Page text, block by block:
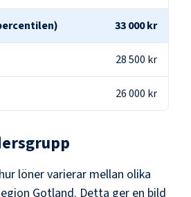
33 000 kr
28 500 kr
26 000 kr
löner varierar mellan olika
Gotland. Detta ger en bild